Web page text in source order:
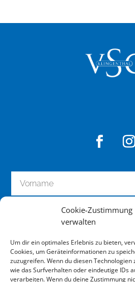
Cookie-Zustimmung
verwalten
Um dir ein optimales Erlebnis zu bieten,
Cookies, um Geräteinformationen zu
zuzugreifen. Wenn du diesen
wie das Surfverhalten oder eindeutige IDs
verarbeiten. Wenn du deine Zustimmung
zum Newsletter